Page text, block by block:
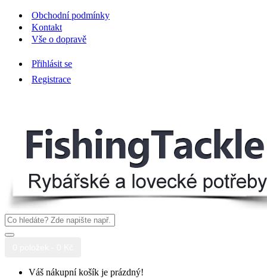
Obchodní podmínky
Kontakt
Vše o dopravě
Přihlásit se
Registrace
Váš nákupní košík je prázdný!